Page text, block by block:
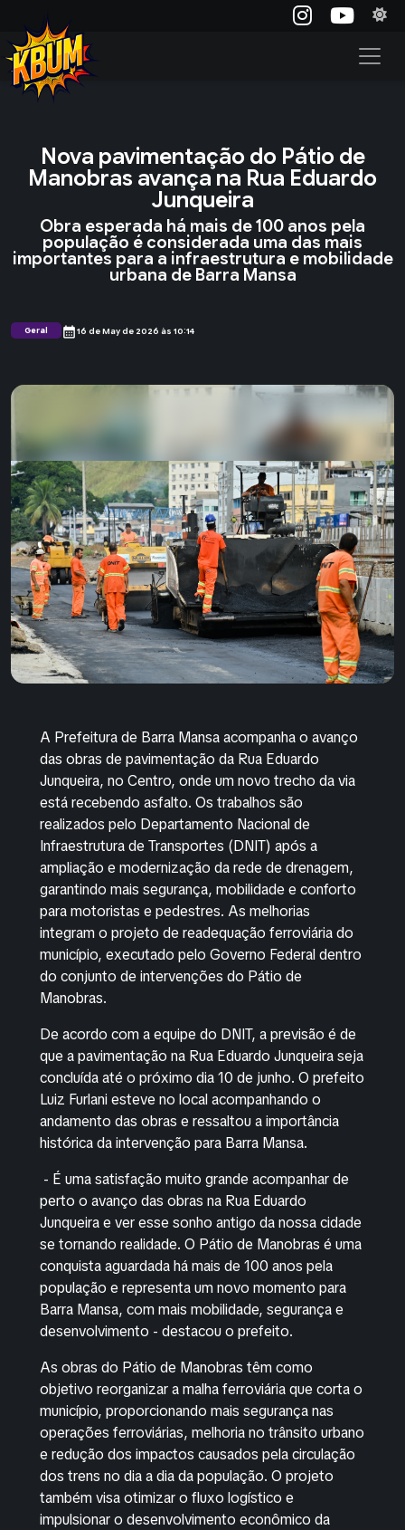
Nova pavimentação do Pátio de
Manobras avança na Rua Eduardo
Junqueira
Obra esperada há mais de 100 anos pela
população é considerada uma das mais
importantes para a infraestrutura e mobilidade
urbana de Barra Mansa
Geral calendar_month16 de May de 2026 às 10:14
A Prefeitura de Barra Mansa acompanha o avanço
das obras de pavimentação da Rua Eduardo
Junqueira, no Centro, onde um novo trecho da via
está recebendo asfalto. Os trabalhos são
realizados pelo Departamento Nacional de
Infraestrutura de Transportes (DNIT) após a
ampliação e modernização da rede de drenagem,
garantindo mais segurança, mobilidade e conforto
para motoristas e pedestres. As melhorias
integram o projeto de readequação ferroviária do
município, executado pelo Governo Federal dentro
do conjunto de intervenções do Pátio de
Manobras.
De acordo com a equipe do DNIT, a previsão é de
que a pavimentação na Rua Eduardo Junqueira seja
concluída até o próximo dia 10 de junho. O prefeito
Luiz Furlani esteve no local acompanhando o
andamento das obras e ressaltou a importância
histórica da intervenção para Barra Mansa.
- É uma satisfação muito grande acompanhar de
perto o avanço das obras na Rua Eduardo
Junqueira e ver esse sonho antigo da nossa cidade
se tornando realidade. O Pátio de Manobras é uma
conquista aguardada há mais de 100 anos pela
população e representa um novo momento para
Barra Mansa, com mais mobilidade, segurança e
desenvolvimento - destacou o prefeito.
As obras do Pátio de Manobras têm como
objetivo reorganizar a malha ferroviária que corta o
município, proporcionando mais segurança nas
operações ferroviárias, melhoria no trânsito urbano
e redução dos impactos causados pela circulação
dos trens no dia a dia da população. O projeto
também visa otimizar o fluxo logístico e
impulsionar o desenvolvimento econômico da